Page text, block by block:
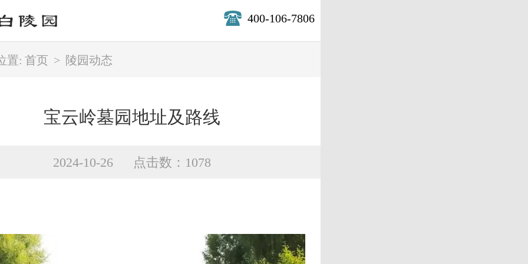
400-106-7806
置: 首页 > 陵园动态
宝云岭墓园地址及路线
2024-10-26 点击数：1078